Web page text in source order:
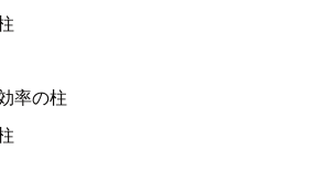
率の柱